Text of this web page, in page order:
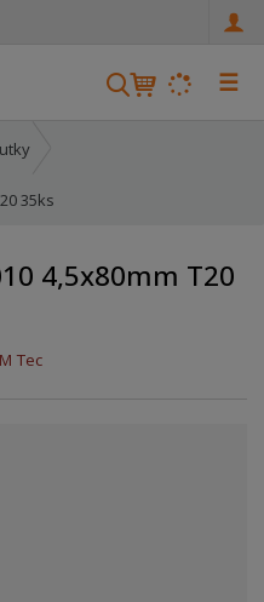
V
v
☰
35ks
4,5x80mm T20
Tec